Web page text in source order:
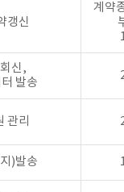
갱신
계약
신,
발송
관리
)발송